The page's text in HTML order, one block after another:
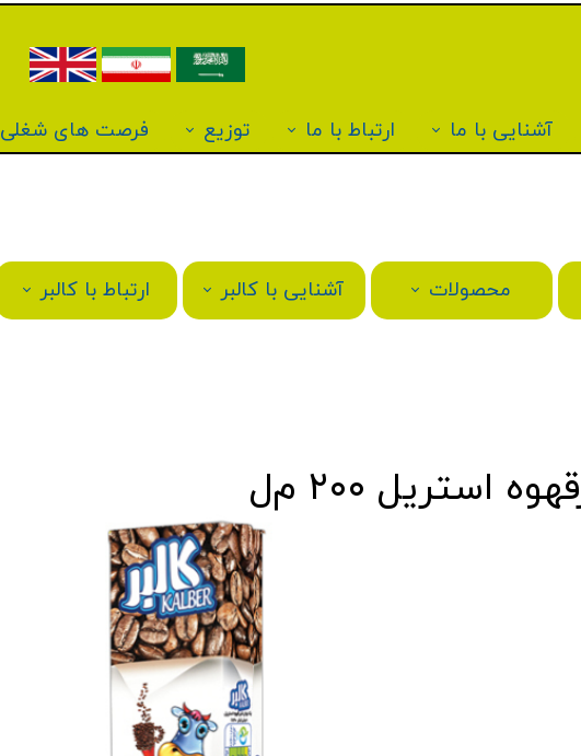
آشنایی با ما ارتباط با ما توزیع فرصت های شغلی
استریل ۲۰۰ م‌ل
محصولات آشنایی با کالبر ارتباط با کالبر